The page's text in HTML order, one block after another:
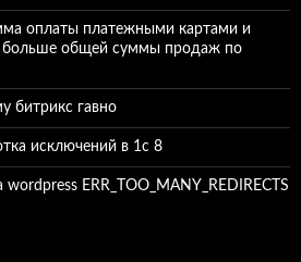
оплаты платежными картами и
больше общей суммы продаж по
битрикс гавно
исключений в 1с 8
ERR_TOO_MANY_REDIRECTS